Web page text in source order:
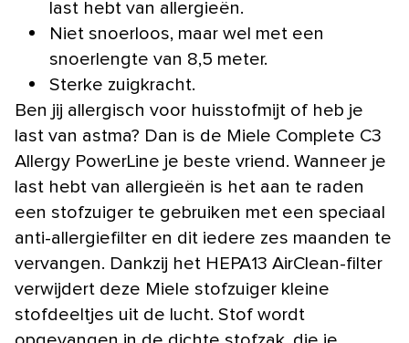
last hebt van allergieën.
Niet snoerloos, maar wel met een
snoerlengte van 8,5 meter.
Sterke zuigkracht.
Ben jij allergisch voor huisstofmijt of heb je
last van astma? Dan is de Miele Complete C3
Allergy PowerLine je beste vriend. Wanneer je
last hebt van allergieën is het aan te raden
een stofzuiger te gebruiken met een speciaal
anti-allergiefilter en dit iedere zes maanden te
vervangen. Dankzij het HEPA13 AirClean-filter
verwijdert deze Miele stofzuiger kleine
stofdeeltjes uit de lucht. Stof wordt